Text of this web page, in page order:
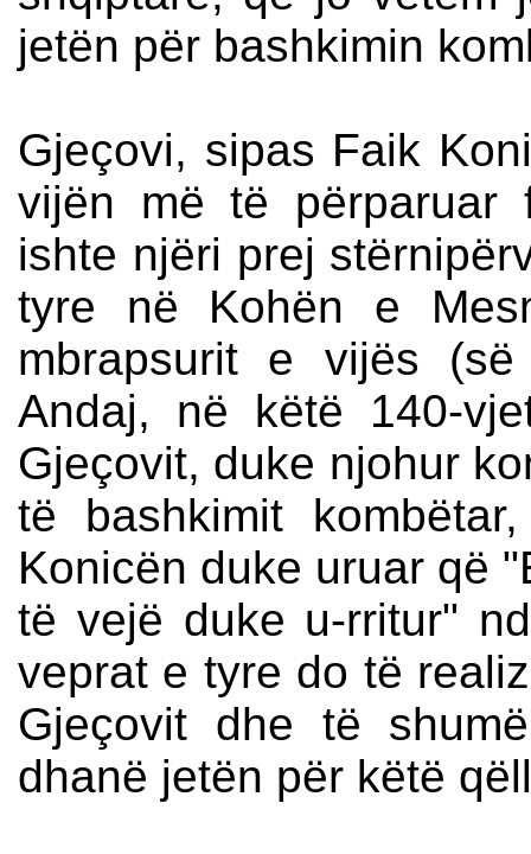
jetën për bashkimin
Gjeçovi, sipas Faik
vijën më të përparuar
ishte njëri prej
tyre në Kohën e
mbrapsurit e vijës
Andaj, në këtë 140-
Gjeçovit, duke njohur
të bashkimit
Konicën duke uruar që
të vejë duke u-rritur"
veprat e tyre do të
Gjeçovit dhe të
dhanë jetën për këtë